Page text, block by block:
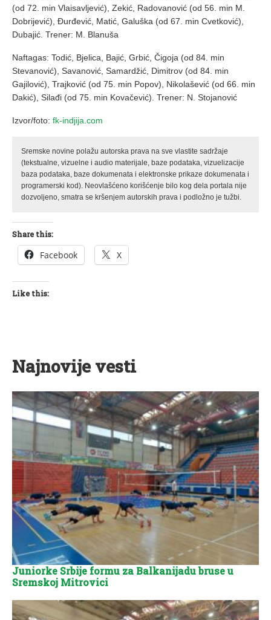
(od 72. min Vlaisavljević), Zekić, Radovanović (od 56. min M.
Dobrijević), Đurđević, Matić, Galuška (od 67. min Cvetković),
Dubajić. Trener: M. Blanuša
Naftagas: Todić, Bjelica, Bajić, Grbić, Čigoja (od 84. min
Stevanović), Savanović, Samardžić, Dimitrov (od 84. min
Gajilović), Trajković (od 75. min Popov), Nikolašević (od 66. min
Dakić), Silađi (od 75. min Kovačević). Trener: N. Stojanović
Izvor/foto: fk-indjija.com
Sremske novine polažu autorska prava na sve vlastite sadržaje
(tekstualne, vizuelne i audio materijale, baze podataka, vizuelizacije
baza podataka, baze dokumenata i elektronske prikaze dokumenata i
programerski kod). Neovlašćeno korišćenje bilo kog dela portala nije
dozvoljeno, smatra se kršenjem autorskih prava i podložno je tužbi.
Share this:
Facebook X
Like this:
Najnovije vesti
Juniorke Srbije formu za Balkanijadu bruse u
Sremskoj Mitrovici